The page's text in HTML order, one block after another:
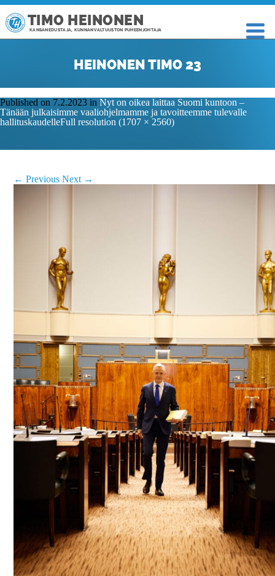
TIMO HEINONEN
KANSANEDUSTAJA, KUNNANVALTUUSTON PUHEENJOHTAJA
HEINONEN TIMO 23
Published on 7.2.2023 in Nyt on oikea laittaa Suomi kuntoon –
Tänään julkaisimme vaaliohjelmamme ja tavoitteemme tulevalle
hallituskaudelleFull resolution (1707 × 2560)
← Previous Next →